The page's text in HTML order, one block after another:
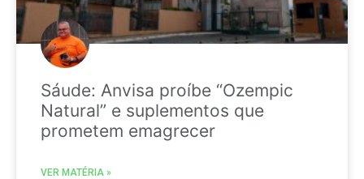
Sáude: Anvisa proíbe “Ozempic
Natural” e suplementos que
prometem emagrecer
VER MATÉRIA »